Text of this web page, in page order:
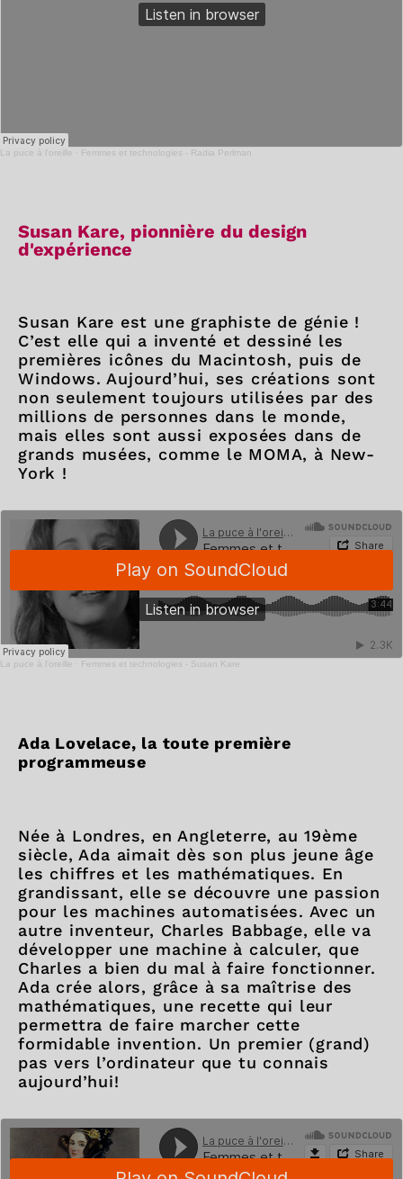
La puce à l'oreille · Femmes et technologies - Radia Perlman
Susan Kare, pionnière du design
d'expérience
Susan Kare est une graphiste de génie !
C’est elle qui a inventé et dessiné les
premières icônes du Macintosh, puis de
Windows. Aujourd’hui, ses créations sont
non seulement toujours utilisées par des
millions de personnes dans le monde,
mais elles sont aussi exposées dans de
grands musées, comme le MOMA, à New-
York !
La puce à l'oreille · Femmes et technologies - Susan Kare
Ada Lovelace, la toute première
programmeuse
Née à Londres, en Angleterre, au 19ème
siècle, Ada aimait dès son plus jeune âge
les chiffres et les mathématiques. En
grandissant, elle se découvre une passion
pour les machines automatisées. Avec un
autre inventeur, Charles Babbage, elle va
développer une machine à calculer, que
Charles a bien du mal à faire fonctionner.
Ada crée alors, grâce à sa maîtrise des
mathématiques, une recette qui leur
permettra de faire marcher cette
formidable invention. Un premier (grand)
pas vers l’ordinateur que tu connais
aujourd’hui!